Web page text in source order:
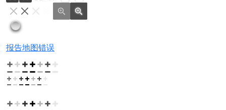
报告地图错误